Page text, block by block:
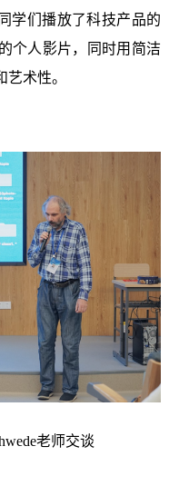
学们播放了科技产品的
个人影片，同时用简洁
术性。
老师交谈